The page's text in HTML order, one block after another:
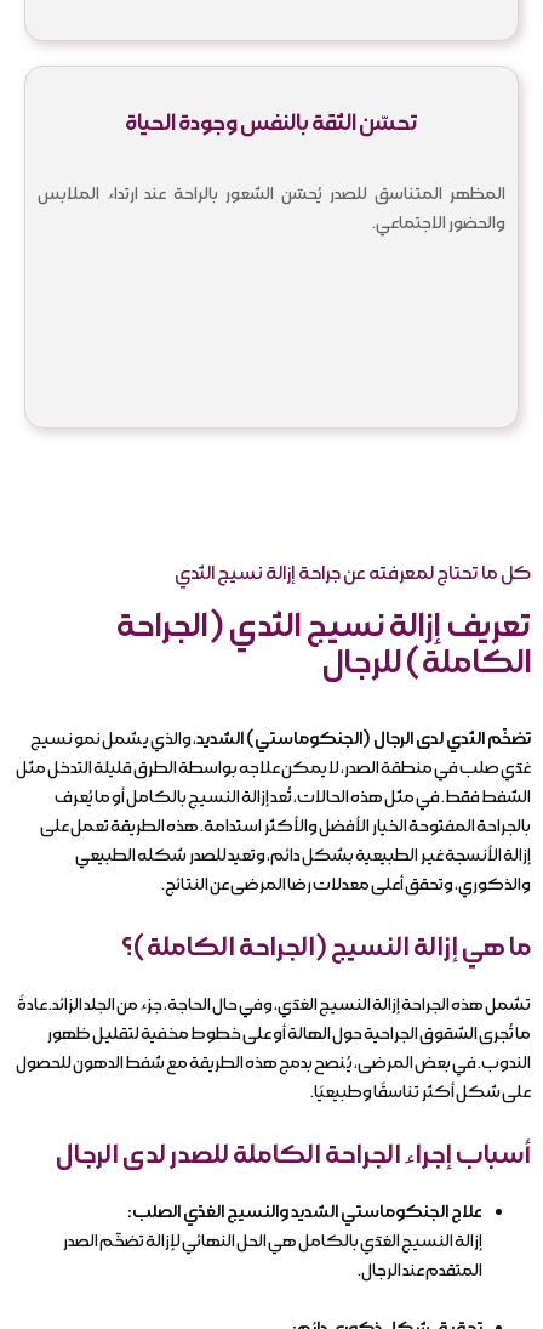
تحسّن الثقة بالنفس وجودة الحياة
المظهر المتناسق للصدر يُحسّن الشعور بالراحة عند ارتداء الملابس
والحضور الاجتماعي.
كل ما تحتاج لمعرفته عن جراحة إزالة نسيج الثدي
تعريف إزالة نسيج الثدي (الجراحة
الكاملة) للرجال
تضخّم الثدي لدى الرجال (الجنكوماستي) الشديد، والذي يشمل نمو نسيج
غدّي صلب في منطقة الصدر، لا يمكن علاجه بواسطة الطرق قليلة التدخل مثل
الشفط فقط. في مثل هذه الحالات، تُعد إزالة النسيج بالكامل أو ما يُعرف
بالجراحة المفتوحة الخيار الأفضل والأكثر استدامة. هذه الطريقة تعمل على
إزالة الأنسجة غير الطبيعية بشكل دائم، وتعيد للصدر شكله الطبيعي
والذكوري، وتحقق أعلى معدلات رضا المرضى عن النتائج.
ما هي إزالة النسيج (الجراحة الكاملة)؟
تشمل هذه الجراحة إزالة النسيج الغدّي، وفي حال الحاجة، جزء من الجلد الزائد. عادةً
ما تُجرى الشقوق الجراحية حول الهالة أو على خطوط مخفية لتقليل ظهور
الندوب. في بعض المرضى، يُنصح بدمج هذه الطريقة مع شفط الدهون للحصول
على شكل أكثر تناسقًا وطبيعيًا.
أسباب إجراء الجراحة الكاملة للصدر لدى الرجال
علاج الجنكوماستي الشديد والنسيج الغدّي الصلب:
إزالة النسيج الغدّي بالكامل هي الحل النهائي لإزالة تضخّم الصدر
المتقدم عند الرجال.